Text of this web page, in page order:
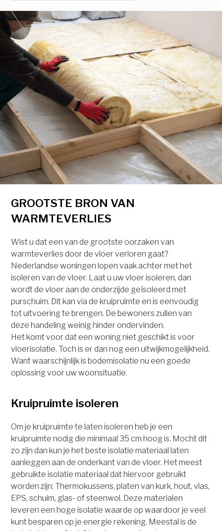
GROOTSTE BRON VAN
WARMTEVERLIES
Wist u dat een van de grootste oorzaken van
warmteverlies door de vloer verloren gaat?
Nederlandse woningen lopen vaak achter met het
isoleren van de vloer. Laat u uw vloer isoleren, dan
wordt de vloer aan de onderzijde geïsoleerd met
purschuim. Dit kan via de kruipruimte en is eenvoudig
tot uitvoering te brengen. De bewoners zullen van
deze handeling weinig hinder ondervinden.
Het komt voor dat een woning niet geschikt is voor
vloerisolatie. Toch is er dan nog een uitwijkmogelijkheid.
Want waarschijnlijk is bodemisolatie nu een goede
oplossing voor uw woonsituatie.
Kruipruimte isoleren
Om je kruipruimte te laten isoleren heb je een
kruipruimte nodig die minimaal 35 cm hoog is. Mocht dit
zo zijn dan kun je het beste isolatie materiaal laten
aanleggen aan de onderkant van de vloer. Het meest
gebruikte isolatie materiaal dat hiervoor gebruikt
worden zijn: Thermokussens, platen van kurk, hout, vlas,
EPS, schuim, glas- of steenwol. Deze materialen
leveren een hoge isolatie waarde op waardoor je veel
kunt besparen op je energie rekening. Meestal is de